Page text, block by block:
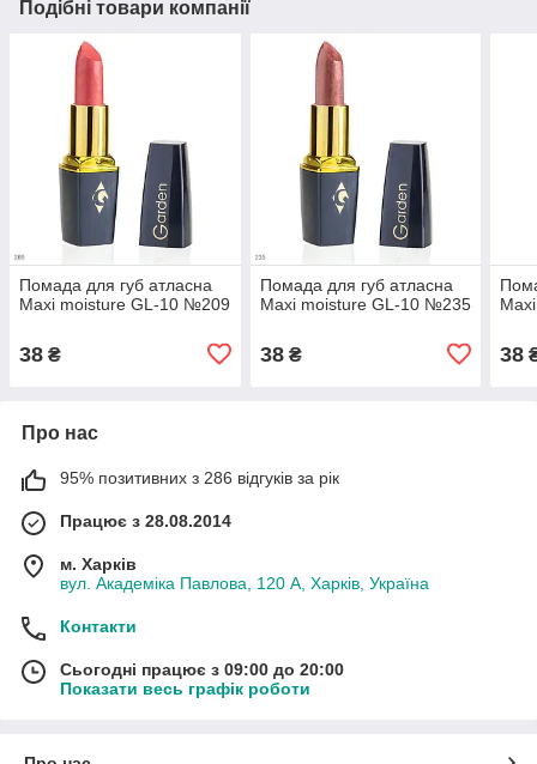
Подібні товари компанії
Помада для губ атласна
Maxi moisture GL-10 №209
38 ₴
Помада для губ атласна
Maxi moisture GL-10 №235
38₴ 38
Про нас
95% позитивних з 286 відгуків за рік
Працює з 28.08.2014
м. Харків
вул. Академіка Павлова, 120 А, Харків, Україна
Контакти
Сьогодні працює з 09:00 до 20:00
Показати весь графік роботи